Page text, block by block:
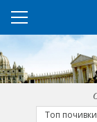
ЕКСКУРЗИИ
ПОЧИВКИ
Топ почивки